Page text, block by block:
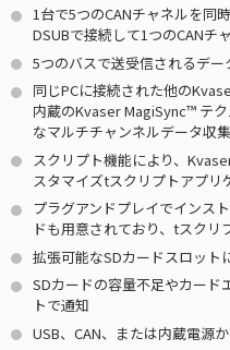
1台で5つのCANチャネルを同
DSUBで接続して1つのCANチ
5つのバスで送受信されるデー
同じPCに接続された他の
内蔵のKvaser MagiSync™ テ
なマルチチャンネルデータ収
スクリプト機能により、
スタマイズtスクリプトアプリ
プラグアンドプレイでインス
ドも用意されており、tスクリ
拡張可能なSDカードスロット
SDカードの容量不足やカード
トで通知
USB、CAN、または内蔵電源